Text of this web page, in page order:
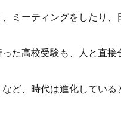
ミーティングをしたり、
た高校受験も、人と直接
ど、時代は進化している